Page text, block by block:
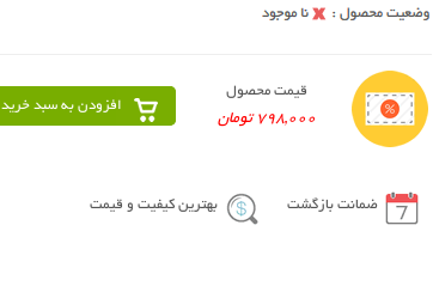
قیمت محصول
798,000 تومان
افزودن به سبد خرید
ضمانت بازگشت بهترین کیفیت و قیمت